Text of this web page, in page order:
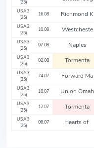
(25)
USA3
(25)
16.08 Richmond K
USA3
(25)
10.08 Westcheste
USA3
(25)
07.08 Naples
USA3
(25)
02.08 Tormenta
USA3
(25)
24.07 Forward Ma
USA3
(25)
18.07 Union Omah
USA3
(25)
12.07 Tormenta
USA3
(25)
06.07 Hearts of